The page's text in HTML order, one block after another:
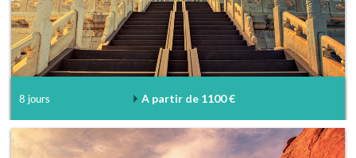
8 jours A partir de 1100 €